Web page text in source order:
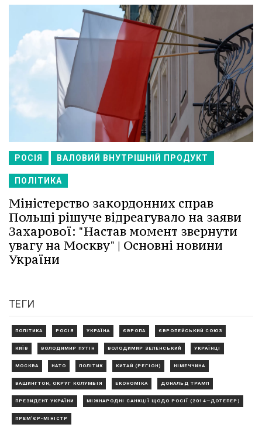
РОСІЯ ВАЛОВИЙ ВНУТРІШНІЙ ПРОДУКТ
ПОЛІТИКА
Міністерство закордонних справ
Польщі рішуче відреагувало на заяви
Захарової: "Настав момент звернути
увагу на Москву" | Основні новини
України
ТЕГИ
ПОЛІТИКА РОСІЯ УКРАЇНА ЄВРОПА ЄВРОПЕЙСЬКИЙ СОЮЗ
КИЇВ ВОЛОДИМИР ПУТІН ВОЛОДИМИР ЗЕЛЕНСЬКИЙ УКРАЇНЦІ
МОСКВА НАТО ПОЛІТИК КИТАЙ (РЕГІОН) НІМЕЧЧИНА
ВАШИНГТОН, ОКРУГ КОЛУМБІЯ ЕКОНОМІКА ДОНАЛЬД ТРАМП
ПРЕЗИДЕНТ УКРАЇНИ МІЖНАРОДНІ САНКЦІЇ ЩОДО РОСІЇ (2014—ДОТЕПЕР)
ПРЕМ'ЄР-МІНІСТР